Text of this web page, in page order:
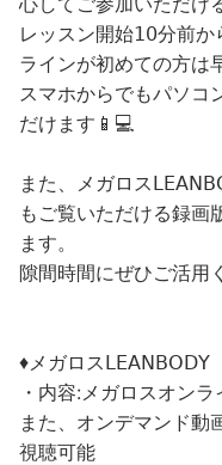
レッスン開始𝟣𝟢分前
ラインが初めての方は
スマホからでもパソコ
だけます📱💻
また、メガロス
もご覧いただける録画
ます。
隙間時間にぜひご活用
♦︎メガロス𝖫𝖤𝖠𝖭𝖡𝖮𝖣𝖸
・内容:メガロスオン
また、オンデマンド
視聴可能